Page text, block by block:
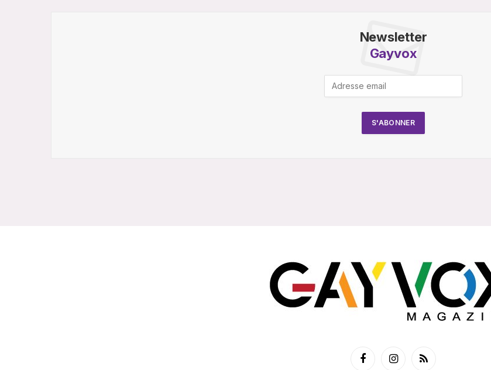
Newsletter
Gayvox
FacebookInstagramRSS